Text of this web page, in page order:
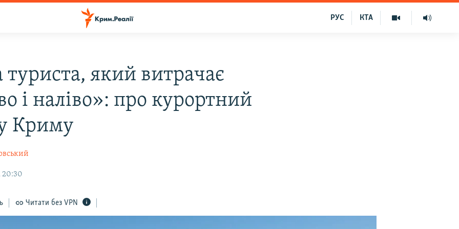
КТА
РУС
який витрачає
і наліво»: про курортний
Криму
20:30
Читати без VPN